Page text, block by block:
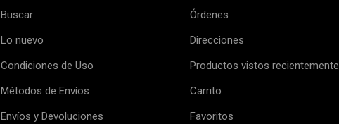
Buscar
Lo nuevo
Condiciones de Uso
Métodos de Envíos
Envíos y Devoluciones
Órdenes
Direcciones
Productos vistos recientemente
Carrito
Favoritos